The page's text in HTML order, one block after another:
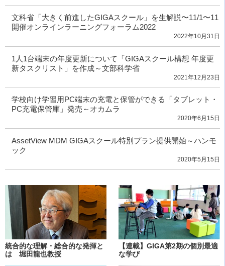
文科省「大きく前進したGIGAスクール」を生解説〜11/1〜11
開催オンラインラーニングフォーラム2022
2022年10月31日
1人1台端末の年度更新について「GIGAスクール構想 年度更
新タスクリスト」を作成～文部科学省
2021年12月23日
学校向け学習用PC端末の充電と保管ができる「タブレット・
PC充電保管庫」発売～オカムラ
2020年6月15日
AssetView MDM GIGAスクール特別プラン提供開始～ハンモ
ック
2020年5月15日
統合的な理解・総合的な発揮と
は 堀田龍也教授
【連載】GIGA第2期の個別最適
な学び